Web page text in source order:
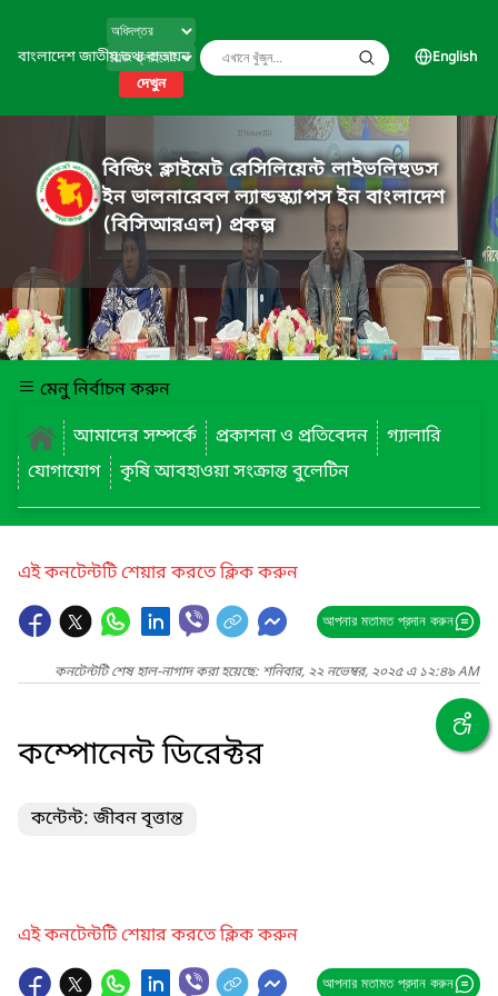
বাংলাদেশ জাতীয় তথ্য বাতায়ন
দেখুন
English
বিল্ডিং ক্লাইমেট রেসিলিয়েন্ট লাইভলিহুডস
ইন ভালনারেবল ল্যান্ডস্ক্যাপস ইন বাংলাদেশ
(বিসিআরএল) প্রকল্প
মেনু নির্বাচন করুন
আমাদের সম্পর্কে
প্রকাশনা ও প্রতিবেদন
গ্যালারি
যোগাযোগ
কৃষি আবহাওয়া সংক্রান্ত বুলেটিন
এই কনটেন্টটি শেয়ার করতে ক্লিক করুন
আপনার মতামত প্রদান করুন
কনটেন্টটি শেষ হাল-নাগাদ করা হয়েছে: শনিবার, ২২ নভেম্বর, ২০২৫ এ ১২:৪৯ AM
কম্পোনেন্ট ডিরেক্টর
কন্টেন্ট: জীবন বৃত্তান্ত
এই কনটেন্টটি শেয়ার করতে ক্লিক করুন
আপনার মতামত প্রদান করুন